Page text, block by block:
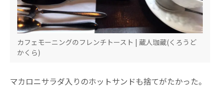
カフェモーニングのフレンチトースト | 蔵人珈蔵(くろうど
かくら)
マカロニサラダ入りのホットサンドも捨てがたかった。